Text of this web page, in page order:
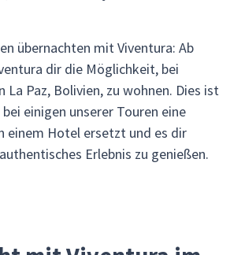
übernachten mit Viventura: Ab
dir die Möglichkeit, bei
La Paz, Bolivien, zu wohnen. Dies ist
einigen unserer Touren eine
einem Hotel ersetzt und es dir
Erlebnis zu genießen.